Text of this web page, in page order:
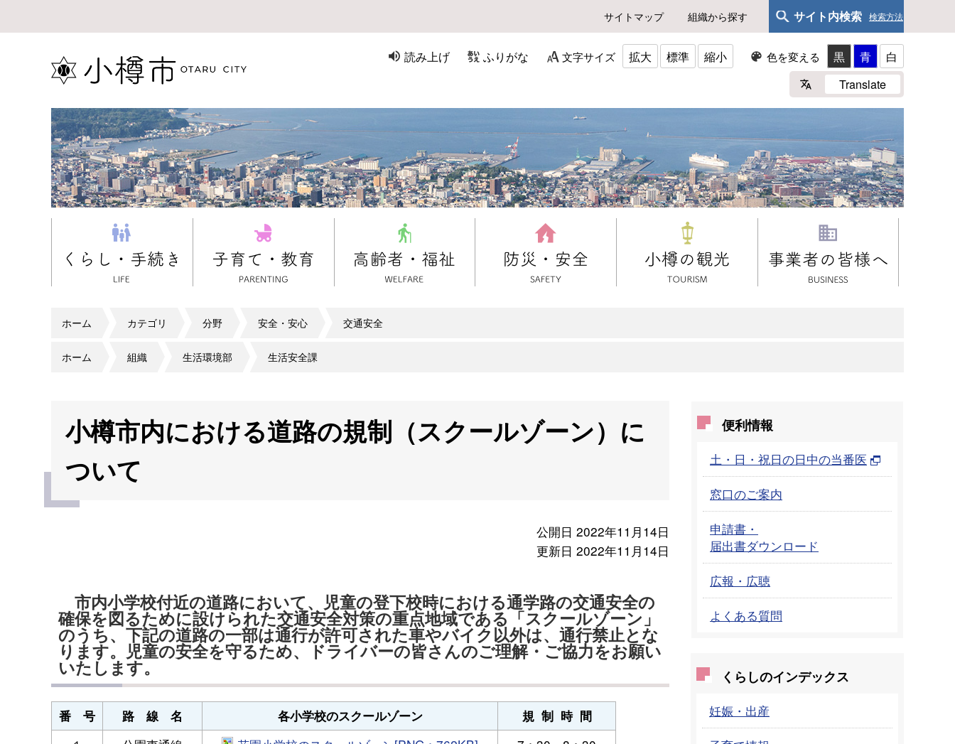
サイトマップ 組織から探す サイト内検索 検索方法
読み上げ ふりがな 文字サイズ 拡大 標準 縮小 色を変える 黒 青
白
Translate
ホーム カテゴリ 分野 安全・安心 交通安全
ホーム 組織 生活環境部 生活安全課
小樽市内における道路の規制（スクールゾーン）に
ついて
公開日 2022年11月14日
更新日 2022年11月14日
市内小学校付近の道路において、児童の登下校時における通学路の交通安全の
確保を図るために設けられた交通安全対策の重点地域である「スクールゾーン」
のうち、下記の道路の一部は通行が許可された車やバイク以外は、通行禁止とな
ります。児童の安全を守るため、ドライバーの皆さんのご理解・ご協力をお願い
いたします。
番 号 路 線 名 各小学校のスクールゾーン 規 制 時 間
便利情報
土・日・祝日の日中の当番医
窓口のご案内
申請書・
届出書ダウンロード
広報・広聴
よくある質問
くらしのインデックス
妊娠・出産